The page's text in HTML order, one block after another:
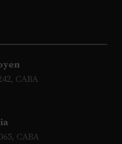
CABA
CABA